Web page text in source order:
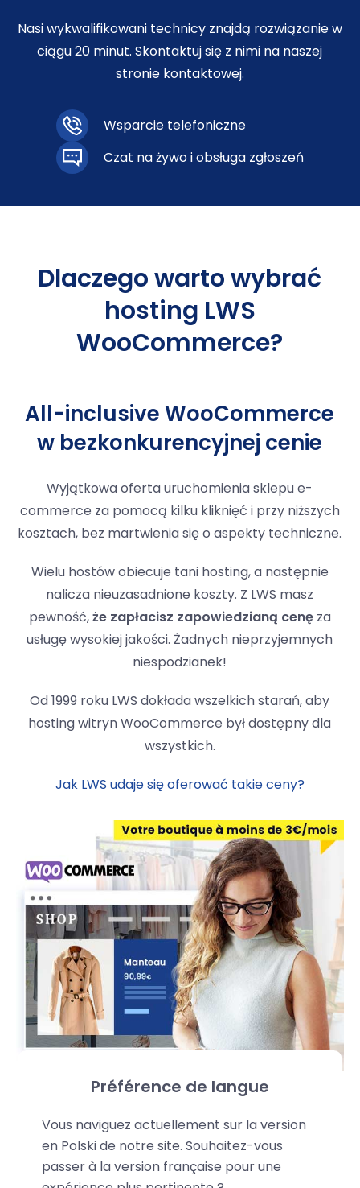
Nasi wykwalifikowani technicy znajdą rozwiązanie w
ciągu 20 minut. Skontaktuj się z nimi na naszej
stronie kontaktowej.
Wsparcie telefoniczne
Czat na żywo i obsługa zgłoszeń
Dlaczego warto wybrać
hosting LWS
WooCommerce?
All-inclusive WooCommerce
w bezkonkurencyjnej cenie
Wyjątkowa oferta uruchomienia sklepu e-
commerce za pomocą kilku kliknięć i przy niższych
kosztach, bez martwienia się o aspekty techniczne.
Wielu hostów obiecuje tani hosting, a następnie
nalicza nieuzasadnione koszty. Z LWS masz
pewność,że zapłacisz zapowiedzianą cenęza
usługę wysokiej jakości. Żadnych nieprzyjemnych
niespodzianek!
Od 1999 roku LWS dokłada wszelkich starań, aby
hosting witryn WooCommerce był dostępny dla
wszystkich.
Jak LWS udaje się oferować takie ceny?
Zarządzany hosting
Préférence de langue
Vous naviguez actuellement sur la version
en Polski de notre site. Souhaitez-vous
passer à la version française pour une